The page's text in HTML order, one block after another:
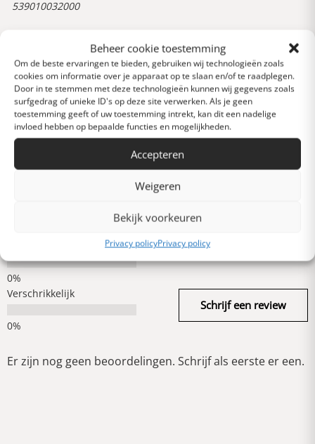
Beheer cookie toestemming
Om de beste ervaringen te bieden, gebruiken wij technologieën zoals
cookies om informatie over je apparaat op te slaan en/of te raadplegen.
Door in te stemmen met deze technologieën kunnen wij gegevens zoals
surfgedrag of unieke ID's op deze site verwerken. Als je geen
toestemming geeft of uw toestemming intrekt, kan dit een nadelige
invloed hebben op bepaalde functies en mogelijkheden.
Accepteren
Weigeren
Bekijk voorkeuren
Privacy policyPrivacy policy
539010032000
Reviews
0 van 5 sterren (op
basis van 0 reviews)
Uitstekend
Verschrikkelijk
Schrijf een review
Er zijn nog geen beoordelingen. Schrijf als eerste er een.